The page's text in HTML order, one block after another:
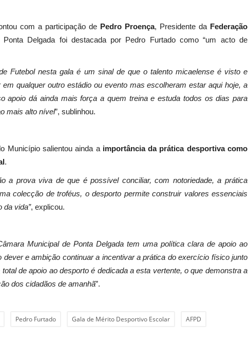
com a participação de Pedro Proença, Presidente da Federação
Delgada foi destacada por Pedro Furtado como “um acto de
Futebol nesta gala é um sinal de que o talento micaelense é visto e
qualquer outro estádio ou evento mas escolheram estar aqui hoje, a
apoio dá ainda mais força a quem treina e estuda todos os dias para
mais alto nível”, sublinhou.
Município salientou ainda a importância da prática desportiva como
.
a prova viva de que é possível conciliar, com notoriedade, a prática
colecção de troféus, o desporto permite construir valores essenciais
da vida”, explicou.
Municipal de Ponta Delgada tem uma política clara de apoio ao
e ambição continuar a incentivar a prática do exercício físico junto
de apoio ao desporto é dedicada a esta vertente, o que demonstra a
dos cidadãos de amanhã”.
Pedro Furtado Gala de Mérito Desportivo Escolar AFPD
Cultura
Associação cultural Zero em
Comportamento oferece sessões...
Revista Descla